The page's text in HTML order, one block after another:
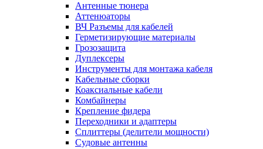
Антенные тюнера
Аттенюаторы
ВЧ Разъемы для кабелей
Герметизирующие материалы
Грозозащита
Дуплексеры
Инструменты для монтажа кабеля
Кабельные сборки
Коаксиальные кабели
Комбайнеры
Крепление фидера
Переходники и адаптеры
Сплиттеры (делители мощности)
Судовые антенны